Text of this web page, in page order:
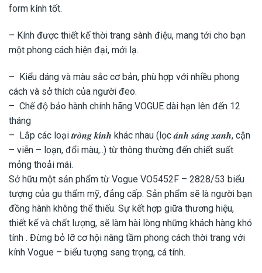
form kính tốt.
– Kính được thiết kế thời trang sành điệu, mang tới cho bạn
một phong cách hiện đại, mới lạ.
– Kiểu dáng và màu sắc cơ bản, phù hợp với nhiều phong
cách và sở thích của người đeo.
– Chế độ bảo hành chính hãng VOGUE dài hạn lên đến 12
tháng
– Lắp các loại 𝒕𝒓𝒐̀𝒏𝒈 𝒌𝒊́𝒏𝒉 khác nhau (lọc 𝒂́𝒏𝒉 𝒔𝒂́𝒏𝒈 𝒙𝒂𝒏𝒉, cận
– viễn – loạn, đổi màu,..) từ thông thường đến chiết suất
mỏng thoải mái.
Sở hữu một sản phẩm từ Vogue VO5452F – 2828/53 biểu
tượng của gu thẩm mỹ, đẳng cấp. Sản phẩm sẽ là người bạn
đồng hành không thể thiếu. Sự kết hợp giữa thương hiệu,
thiết kế và chất lượng, sẽ làm hài lòng những khách hàng khó
tính . Đừng bỏ lỡ cơ hội nâng tầm phong cách thời trang với
kính Vogue – biểu tượng sang trọng, cá tính.